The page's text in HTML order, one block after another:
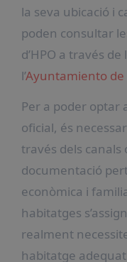
la seva ubicació i
poden consultar
d’HPO a través
l’Ayuntamiento de
Per a poder optar
oficial, és
través dels canals
documentació
econòmica i
habitatges
realment
habitatge